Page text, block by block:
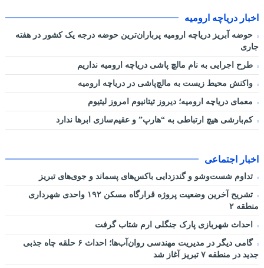
اخبار دریاچه ارومیه
حوضه آبریز دریاچه ارومیه پرباران‌ترین حوضه‌ درجه یک کشور در هفته
جاری
طرح اجرایی به نام مالچ پاشی دریاچه ارومیه نداریم
واکنش محیط زیست به مالچ‌پاشی در دریاچه ارومیه
معمای دریاچه ارومیه؛ دیروز تیتانیوم امروز لیتیوم
کم‌بارشی هیچ ارتباطی به “هارپ” و عقیم‌سازی ابرها ندارد
اخبار اجتماعی
تداوم شست‌وشو و گندزدایی باکس‌های پسماند و جوی‌های تبریز
تشریح آخرین وضعیت پروژه قرارگاه مسکن ۱۹۲ واحدی شهرداری
منطقه ۲
احداث شهربازی پارک جنگلی ارم شتاب گرفت
گامی دیگر در مدیریت مهندسی روان‌آب‌ها؛ احداث ۶ حلقه چاه جذبی
جدید در منطقه ۷ تبریز آغاز شد